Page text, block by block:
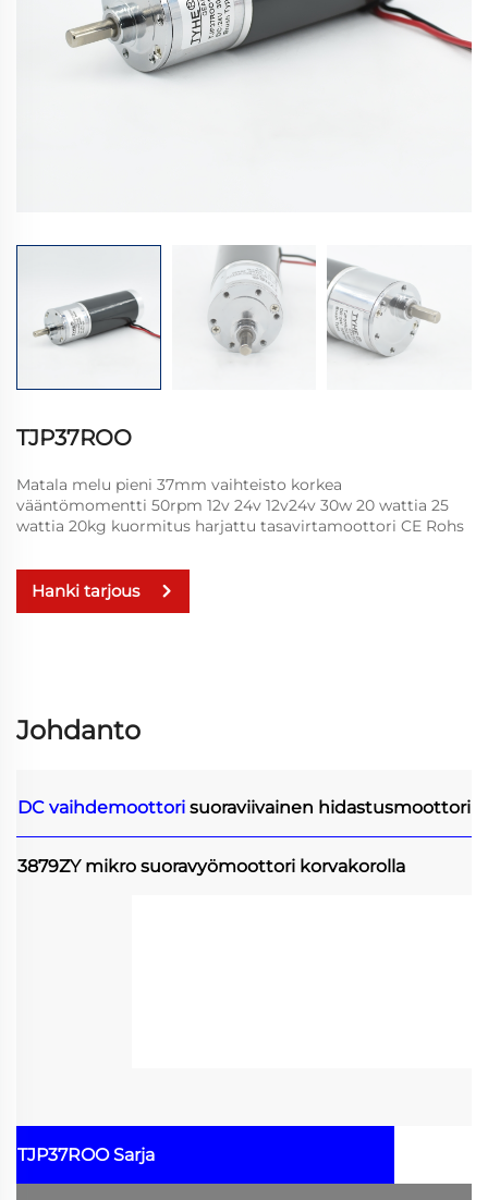
TJP37ROO
Matala melu pieni 37mm vaihteisto korkea
vääntömomentti 50rpm 12v 24v 12v24v 30w 20 wattia 25
wattia 20kg kuormitus harjattu tasavirtamoottori CE Rohs
Hanki tarjous
Johdanto
DC vaihdemoottori suoraviivainen hidastusmoottori
3879ZY mikro suoravyömoottori korvakorolla
TJP37ROO Sarja